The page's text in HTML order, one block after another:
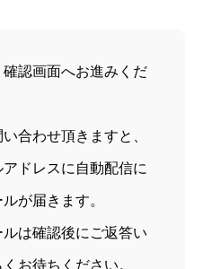
認画面へお進みくだ
合わせ頂きますと、
ドレスに自動配信に
が届きます。
は確認後にご返答い
お待ちください。